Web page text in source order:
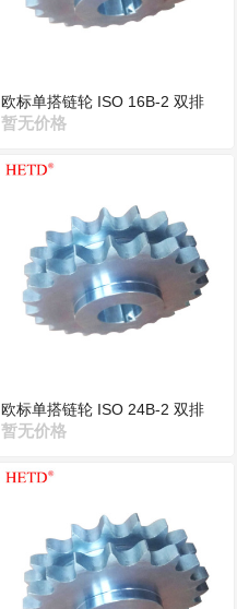
欧标单搭链轮 ISO 16B-2 双排
暂无价格
欧标单搭链轮 ISO 24B-2 双排
暂无价格